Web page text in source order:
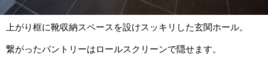
上がり框に靴収納スペースを設けスッキリした玄関ホール。
繋がったパントリーはロールスクリーンで隠せます。